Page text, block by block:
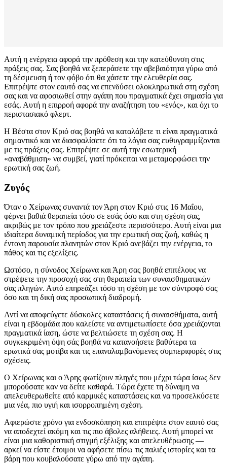
Αυτή η ενέργεια αφορά την πρόθεση και την κατεύθυνση στις
πράξεις σας. Σας βοηθά να ξεπεράσετε την αβεβαιότητα γύρω από
τη δέσμευση ή τον φόβο ότι θα χάσετε την ελευθερία σας.
Επιτρέψτε στον εαυτό σας να επενδύσει ολοκληρωτικά στη σχέση
σας και να αφοσιωθεί στην αγάπη που πραγματικά έχει σημασία για
εσάς. Αυτή η επιρροή αφορά την αναζήτηση του «ενός», και όχι το
περιστασιακό φλερτ.
Η Βέστα στον Κριό σας βοηθά να καταλάβετε τι είναι πραγματικά
σημαντικό και να διασφαλίσετε ότι τα λόγια σας ευθυγραμμίζονται
με τις πράξεις σας. Επιτρέψτε σε αυτή την εσωτερική
«αναβάθμιση» να συμβεί, γιατί πρόκειται να μεταμορφώσει την
ερωτική σας ζωή.
Ζυγός
Όταν ο Χείρωνας συναντά τον Άρη στον Κριό στις 16 Μαΐου,
φέρνει βαθιά θεραπεία τόσο σε εσάς όσο και στη σχέση σας,
ακριβώς με τον τρόπο που χρειάζεστε περισσότερο. Αυτή είναι μια
ιδιαίτερα δυναμική περίοδος για την ερωτική σας ζωή, καθώς η
έντονη παρουσία πλανητών στον Κριό ανεβάζει την ενέργεια, το
πάθος και τις εξελίξεις.
Ωστόσο, η σύνοδος Χείρωνα και Άρη σας βοηθά επιτέλους να
στρέψετε την προσοχή σας στη θεραπεία των συναισθηματικών
σας πληγών. Αυτό επηρεάζει τόσο τη σχέση με τον σύντροφό σας
όσο και τη δική σας προσωπική διαδρομή.
Αντί να αποφεύγετε δύσκολες καταστάσεις ή συναισθήματα, αυτή
είναι η εβδομάδα που καλείστε να αντιμετωπίσετε όσα χρειάζονται
πραγματικά ίαση, ώστε να βελτιώσετε τη σχέση σας. Η
συγκεκριμένη όψη σάς βοηθά να κατανοήσετε βαθύτερα τα
ερωτικά σας μοτίβα και τις επαναλαμβανόμενες συμπεριφορές στις
σχέσεις.
Ο Χείρωνας και ο Άρης φωτίζουν πληγές που μέχρι τώρα ίσως δεν
μπορούσατε καν να δείτε καθαρά. Τώρα έχετε τη δύναμη να
απελευθερωθείτε από καρμικές καταστάσεις και να προσελκύσετε
μια νέα, πιο υγιή και ισορροπημένη σχέση.
Αφιερώστε χρόνο για ενδοσκόπηση και επιτρέψτε στον εαυτό σας
να αποδεχτεί ακόμη και τις πιο άβολες αλήθειες. Αυτή μπορεί να
είναι μια καθοριστική στιγμή εξέλιξης και απελευθέρωσης —
αρκεί να είστε έτοιμοι να αφήσετε πίσω τις παλιές ιστορίες και τα
βάρη που κουβαλούσατε γύρω από την αγάπη.